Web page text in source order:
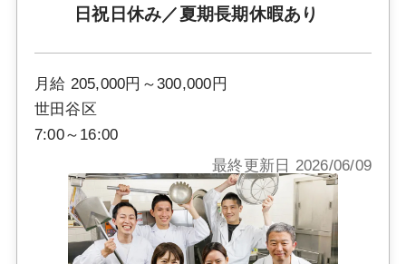
日祝日休み／夏期長期休暇あり
月給 205,000円～300,000円
世田谷区
7:00～16:00
最終更新日 2026/06/09